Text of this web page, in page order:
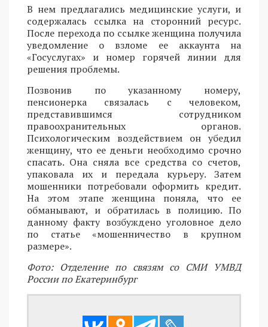
В нем предлагались медицинские услуги, и
содержалась ссылка на сторонний ресурс.
После перехода по ссылке женщина получила
уведомление о взломе ее аккаунта на
«Госуслугах» и номер горячей линии для
решения проблемы.
Позвонив по указанному номеру,
пенсионерка связалась с человеком,
представившимся сотрудником
правоохранительных органов.
Психологическим воздействием он убедил
женщину, что ее деньги необходимо срочно
спасать. Она сняла все средства со счетов,
упаковала их и передала курьеру. Затем
мошенники потребовали оформить кредит.
На этом этапе женщина поняла, что ее
обманывают, и обратилась в полицию. По
данному факту возбуждено уголовное дело
по статье «мошенничество в крупном
размере».
Фото: Отделение по связям со СМИ УМВД
России по Екатеринбург